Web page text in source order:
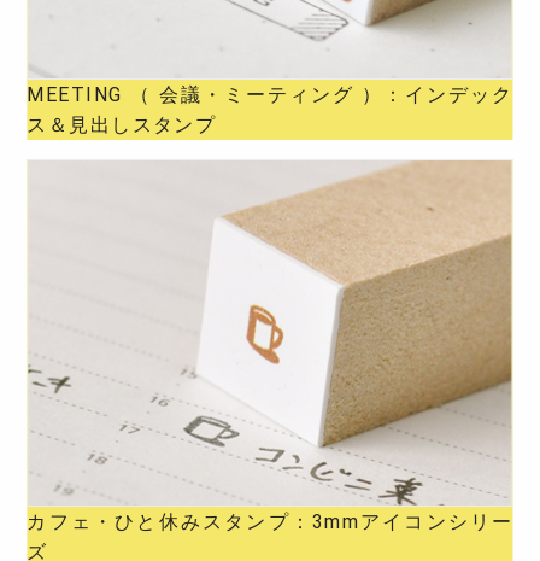
MEETING （ 会議・ミーティング ）：インデック
ス＆見出しスタンプ
カフェ・ひと休みスタンプ：3mmアイコンシリー
ズ